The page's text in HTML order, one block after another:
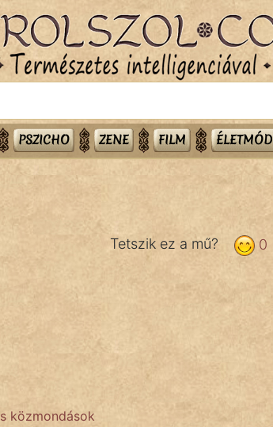
PSZICHO ZENE FILM ÉLETMÓD
0
Tetszik ez a mű?
közmondások